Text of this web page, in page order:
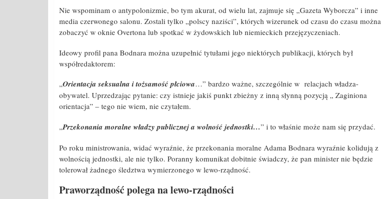
Nie wspominam o antypolonizmie, bo tym akurat, od wielu lat, zajmuje się „Gazeta Wyborcza” i inne
media czerwonego salonu. Zostali tylko „polscy naziści”, których wizerunek od czasu do czasu można
zobaczyć w oknie Overtona lub spotkać w żydowskich lub niemieckich przejęzyczeniach.
Ideowy profil pana Bodnara można uzupełnić tytułami jego niektórych publikacji, których był
współredaktorem:
„Orientacja seksualna i tożsamość płciowa…” bardzo ważne, szczególnie w relacjach władza-
obywatel. Uprzedzając pytanie: czy istnieje jakiś punkt zbieżny z inną słynną pozycją „ Zaginiona
orientacja” – tego nie wiem, nie czytałem.
„Przekonania moralne władzy publicznej a wolność jednostki…” i to właśnie może nam się przydać.
Po roku ministrowania, widać wyraźnie, że przekonania moralne Adama Bodnara wyraźnie kolidują z
wolnością jednostki, ale nie tylko. Poranny komunikat dobitnie świadczy, że pan minister nie będzie
tolerował żadnego śledztwa wymierzonego w lewo-rządność.
Praworządność polega na lewo-rządności